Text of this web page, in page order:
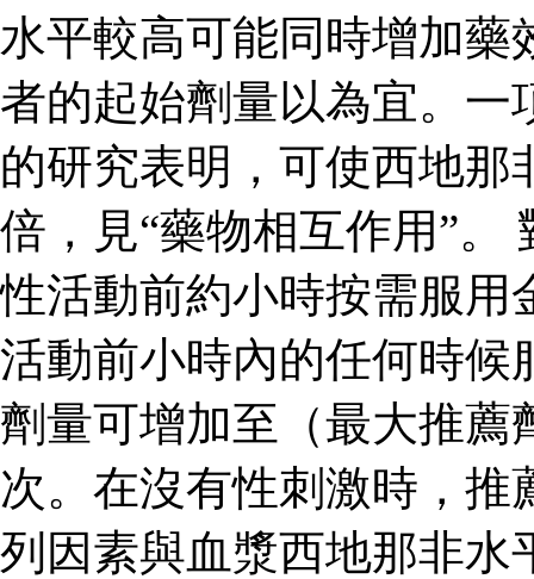
水平較高可能同時增加藥
者的起始劑量以為宜。一
的研究表明，可使西地
倍，見“藥物相互作用”。
性活動前約小時按需服用
活動前小時內的任何時候
劑量可增加至（最大推薦
次。在沒有性刺激時，
列因素與血漿西地那非水